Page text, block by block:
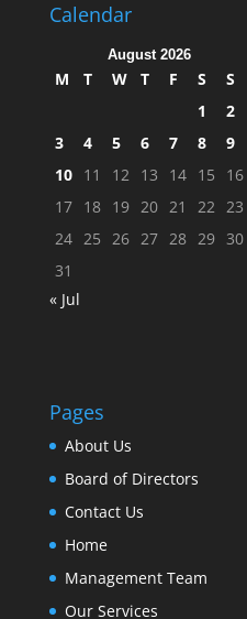
Calendar
August 2026
M T W T F S
S
1
2
3
4 5 6 7 8
9
10 11 12 13 14 15
16
17 18 19 20 21 22 23
24 25 26 27 28 29 30
31
« Jul
Pages
About Us
Board of Directors
Contact Us
Home
Management Team
Our Services